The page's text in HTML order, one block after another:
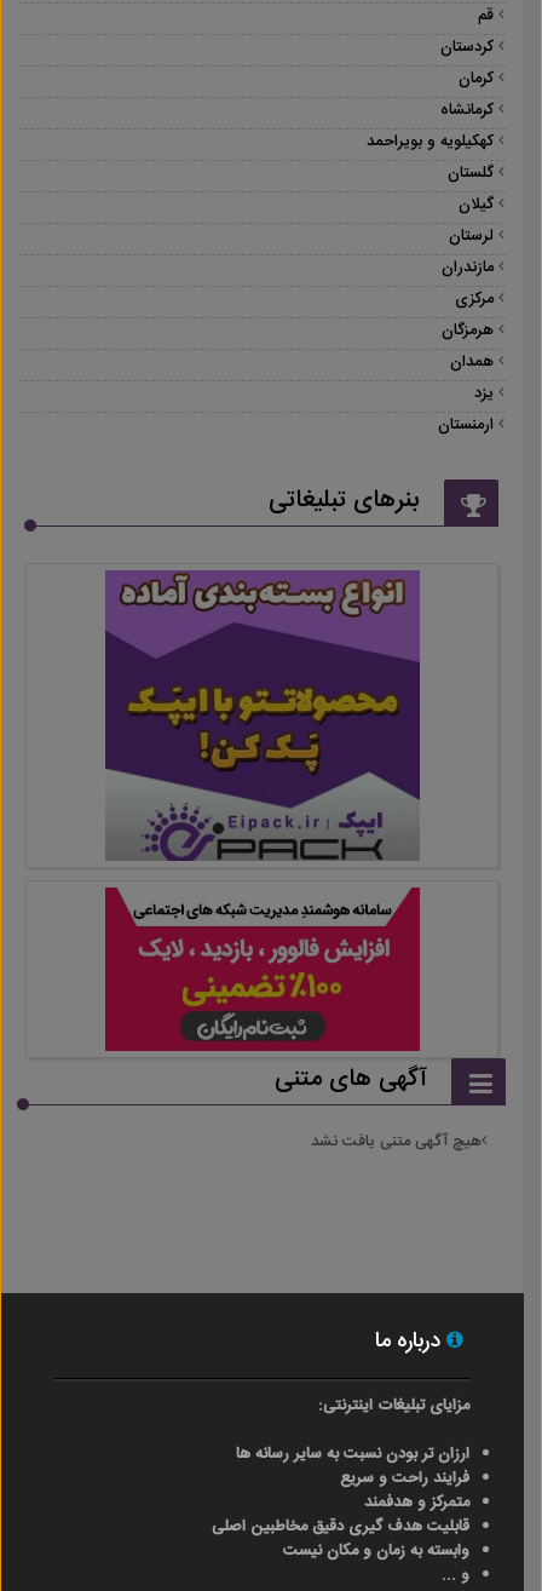
قم
کردستان
کرمان
کرمانشاه
کهکیلویه و بویراحمد
گلستان
گیلان
لرستان
مازندران
مرکزی
هرمزگان
همدان
یزد
ارمنستان
بنرهای تبلیغاتی
آگهی های متنی
هیچ آگهی متنی یافت نشد
درباره ما
مزایای تبلیغات اینترنتی:
ارزان تر بودن نسبت به سایر رسانه ها
فرایند راحت و سریع
متمرکز و هدفمند
قابلیت هدف گیری دقیق مخاطبین اصلی
وابسته به زمان و مکان نیست
و ...